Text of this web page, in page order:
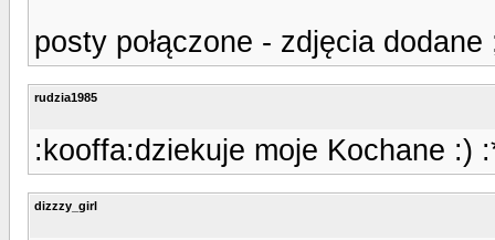
posty połączone - zdjęcia dodane
rudzia1985
:kooffa:dziekuje moje Kochane :)
dizzzy_girl